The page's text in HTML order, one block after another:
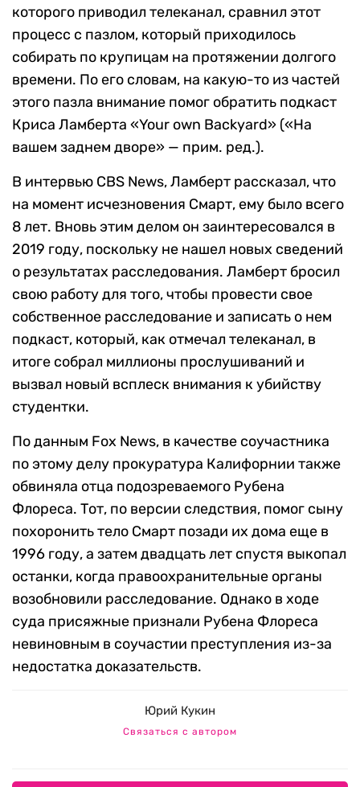
которого приводил телеканал, сравнил этот
процесс с пазлом, который приходилось
собирать по крупицам на протяжении долгого
времени. По его словам, на какую-то из частей
этого пазла внимание помог обратить подкаст
Криса Ламберта «Your own Backyard» («На
вашем заднем дворе» — прим. ред.).
В интервью CBS News, Ламберт рассказал, что
на момент исчезновения Смарт, ему было всего
8 лет. Вновь этим делом он заинтересовался в
2019 году, поскольку не нашел новых сведений
о результатах расследования. Ламберт бросил
свою работу для того, чтобы провести свое
собственное расследование и записать о нем
подкаст, который, как отмечал телеканал, в
итоге собрал миллионы прослушиваний и
вызвал новый всплеск внимания к убийству
студентки.
По данным Fox News, в качестве соучастника
по этому делу прокуратура Калифорнии также
обвиняла отца подозреваемого Рубена
Флореса. Тот, по версии следствия, помог сыну
похоронить тело Смарт позади их дома еще в
1996 году, а затем двадцать лет спустя выкопал
останки, когда правоохранительные органы
возобновили расследование. Однако в ходе
суда присяжные признали Рубена Флореса
невиновным в соучастии преступления из-за
недостатка доказательств.
Юрий Кукин
Связаться с автором